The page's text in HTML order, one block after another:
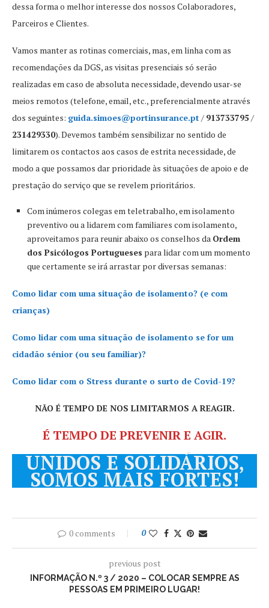
dessa forma o melhor interesse dos nossos Colaboradores,
Parceiros e Clientes.
Vamos manter as rotinas comerciais, mas, em linha com as
recomendações da DGS, as visitas presenciais só serão
realizadas em caso de absoluta necessidade, devendo usar-se
meios remotos (telefone, email, etc., preferencialmente através
dos seguintes: guida.simoes@portinsurance.pt/ 913733795/
231429330). Devemos também sensibilizar no sentido de
limitarem os contactos aos casos de estrita necessidade, de
modo a que possamos dar prioridade às situações de apoio e de
prestação do serviço que se revelem prioritários.
Com inúmeros colegas em teletrabalho, em isolamento
preventivo ou a lidarem com familiares com isolamento,
aproveitamos para reunir abaixo os conselhos da Ordem
dos Psicólogos Portugueses para lidar com um momento
que certamente se irá arrastar por diversas semanas:
Como lidar com uma situação de isolamento? (e com
crianças)
Como lidar com uma situação de isolamento se for um
cidadão sénior (ou seu familiar)?
Como lidar com o Stress durante o surto de Covid-19?
NÃO É TEMPO DE NOS LIMITARMOS A REAGIR.
É TEMPO DE PREVENIR E AGIR.
UNIDOS E SOLIDÁRIOS,
SOMOS MAIS FORTES!
0 comments 0
previous post
INFORMAÇÃO N.º 3 / 2020 – COLOCAR SEMPRE AS
PESSOAS EM PRIMEIRO LUGAR!